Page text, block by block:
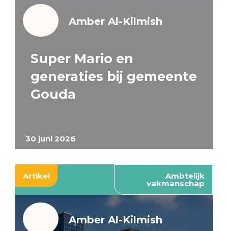
30 juni 2026
Amber Al-Kilmish
Super Mario en
generaties bij gemeente
Gouda
Artikel Ambtelijk
vakmanschap
Amber Al-Kilmish